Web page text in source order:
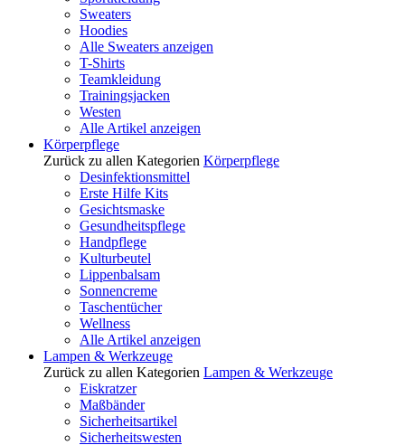
Sweaters
Hoodies
Alle Sweaters anzeigen
T-Shirts
Teamkleidung
Trainingsjacken
Westen
Alle Artikel anzeigen
Körperpflege
Zurück zu allen Kategorien Körperpflege
Desinfektionsmittel
Erste Hilfe Kits
Gesichtsmaske
Gesundheitspflege
Handpflege
Kulturbeutel
Lippenbalsam
Sonnencreme
Taschentücher
Wellness
Alle Artikel anzeigen
Lampen & Werkzeuge
Zurück zu allen Kategorien Lampen & Werkzeuge
Eiskratzer
Maßbänder
Sicherheitsartikel
Sicherheitswesten